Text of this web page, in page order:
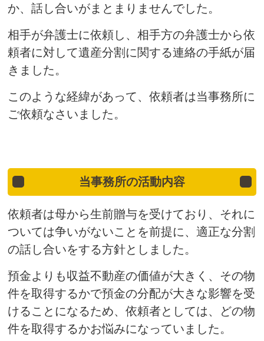
か、話し合いがまとまりませんでした。
相手が弁護士に依頼し、相手方の弁護士から依
頼者に対して遺産分割に関する連絡の手紙が届
きました。
このような経緯があって、依頼者は当事務所に
ご依頼なさいました。
当事務所の活動内容
依頼者は母から生前贈与を受けており、それに
ついては争いがないことを前提に、適正な分割
の話し合いをする方針としました。
預金よりも収益不動産の価値が大きく、その物
件を取得するかで預金の分配が大きな影響を受
けることになるため、依頼者としては、どの物
件を取得するかお悩みになっていました。